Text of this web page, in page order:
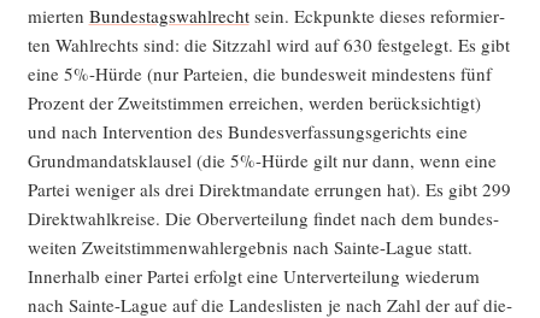
mier­ten Bun­des­tags­wahl­rechtsein. Eck­punk­te die­ses refor­mier­
ten Wahl­rechts sind: die Sitz­zahl wird auf 630 fest­ge­legt. Es gibt
eine 5%-Hürde (nur Par­tei­en, die bun­des­weit min­des­tens fünf
Pro­zent der Zweit­stim­men errei­chen, wer­den berück­sich­tigt)
und nach Inter­ven­ti­on des Bun­des­ver­fas­sungs­ge­richts eine
Grund­man­dats­klau­sel (die 5%-Hürde gilt nur dann, wenn eine
Par­tei weni­ger als drei Direkt­man­da­te errun­gen hat). Es gibt 299
Direkt­wahl­krei­se. Die Ober­ver­tei­lung fin­det nach dem bun­des­
wei­ten Zweit­stim­men­wahl­er­geb­nis nach Sain­te-Lague statt.
Inner­halb einer Par­tei erfolgt eine Unter­ver­tei­lung wie­der­um
nach Sain­te-Lague auf die Lan­des­lis­ten je nach Zahl der auf die­